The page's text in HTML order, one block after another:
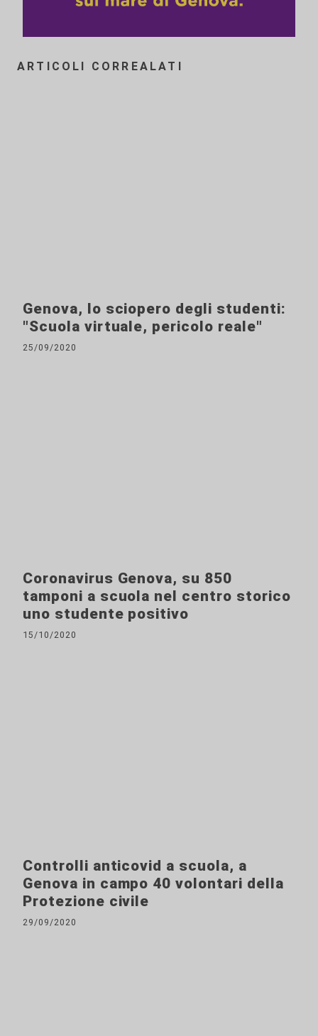
ARTICOLI CORREALATI
Genova, lo sciopero degli studenti:
"Scuola virtuale, pericolo reale"
25/09/2020
Coronavirus Genova, su 850
tamponi a scuola nel centro storico
uno studente positivo
15/10/2020
Controlli anticovid a scuola, a
Genova in campo 40 volontari della
Protezione civile
29/09/2020